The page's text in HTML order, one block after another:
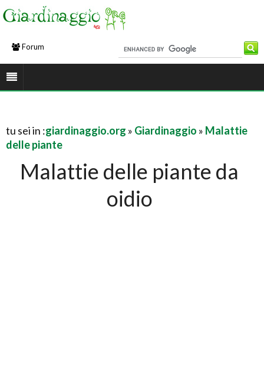
Forum
tu sei in :giardinaggio.org » Giardinaggio » Malattie
delle piante
Malattie delle piante da
oidio